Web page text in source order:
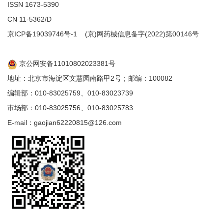
ISSN 1673-5390
CN 11-5362/D
京ICP备19039746号-1 (京)网药械信息备字(2022)第00146号
京公网安备11010802023381号
地址：北京市海淀区文慧园南路甲2号；邮编：100082
编辑部：010-83025759、010-83023739
市场部：010-83025756、010-83025783
E-mail：gaojian62220815@126.com